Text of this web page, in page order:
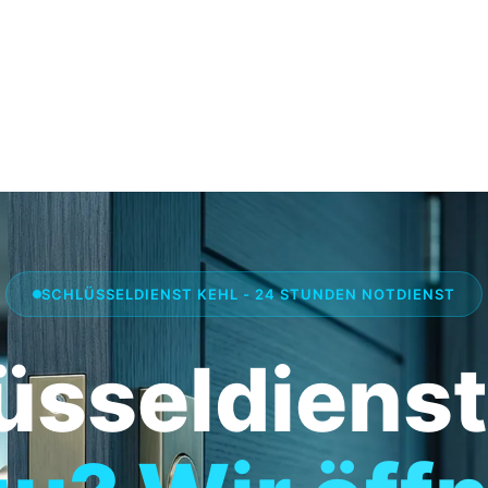
SCHLÜSSELDIENST KEHL - 24 STUNDEN NOTDIENST